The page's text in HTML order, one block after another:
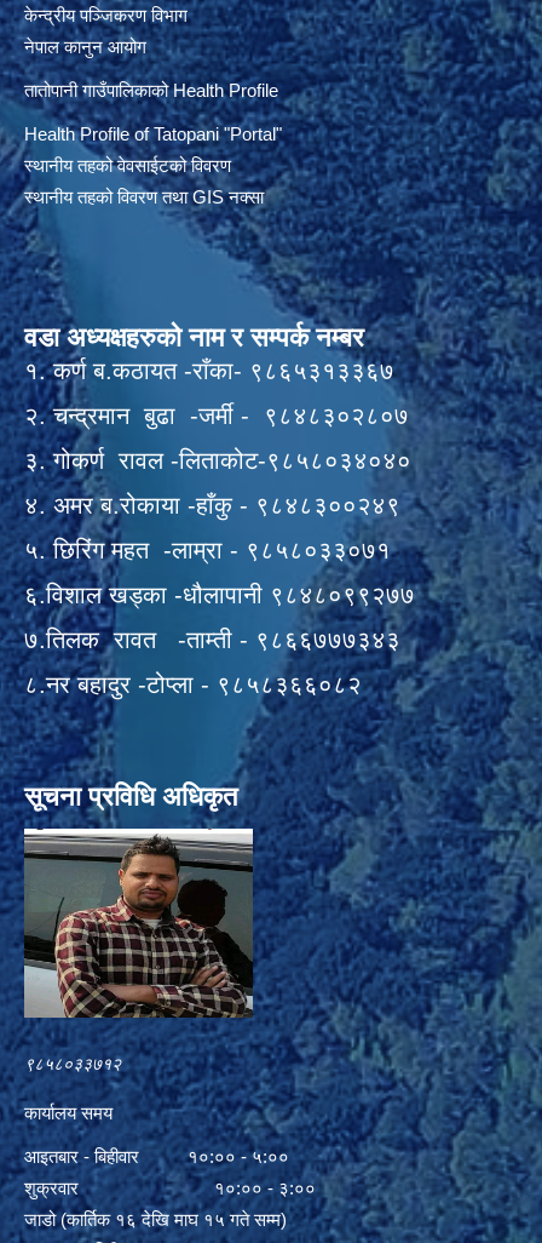
केन्द्रीय पञ्जिकरण विभाग
नेपाल कानुन आयोग
तातोपानी गाउँपालिकाको Health Profile
Health Profile of Tatopani"Portal"
स्थानीय तहको वेवसाईटको विवरण
स्थानीय तहको विवरण तथा GIS नक्सा
वडा अध्यक्षहरुको नाम र सम्पर्क नम्बर
१. कर्ण ब.कठायत -राँका- ९८६५३१३३६७
२. चन्द्रमान बुढा -जर्मी - ९८४८३०२८०७
३. गोकर्ण रावल -लिताकोट-९८५८०३४०४०
४. अमर ब.रोकाया -हाँकु - ९८४८३००२४९
५. छिरिंग महत -लाम्रा - ९८५८०३३०७१
६.विशाल खड्का -धौलापानी ९८४८०९९२७७
७.तिलक रावत -ताम्ती - ९८६६७७७३४३
८.नर बहादुर -टोप्ला - ९८५८३६६०८२
सूचना प्रविधि अधिकृत
९८५८०३३७१२
कार्यालय समय
आइतबार - बिहीवार १०:०० - ५:००
शुक्रवार १०:०० - ३:००
जाडो (कार्तिक १६ देखि माघ १५ गते सम्म)